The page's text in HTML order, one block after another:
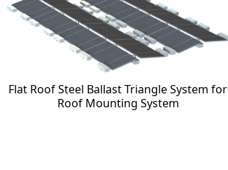
Flat Roof Steel Ballast Triangle System for
Roof Mounting System